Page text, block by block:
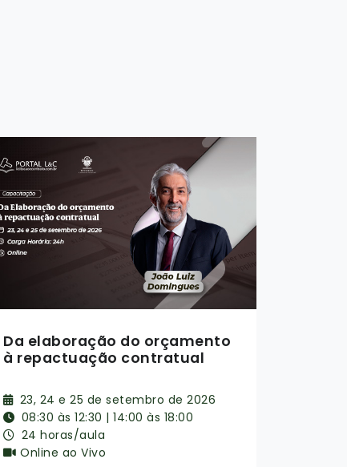
2º Seminário de Gestão e
Fiscalização de Contratos
6, 7, 8 e 9 de outubro de 2026
08:30 às 12:30 | 14:00 às 18:00
24 horas/aula